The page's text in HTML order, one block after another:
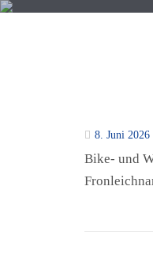
8. Juni 2026
Bike- und